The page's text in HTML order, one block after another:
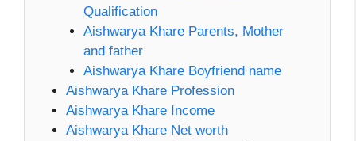
Qualification
Aishwarya Khare Parents, Mother
and father
Aishwarya Khare Boyfriend name
Aishwarya Khare Profession
Aishwarya Khare Income
Aishwarya Khare Net worth